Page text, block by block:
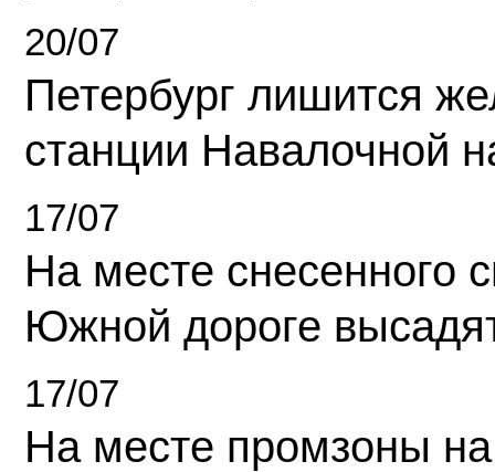
20/07
Петербург лишится
станции Навалочной
17/07
На месте снесенного
Южной дороге
17/07
На месте промзоны